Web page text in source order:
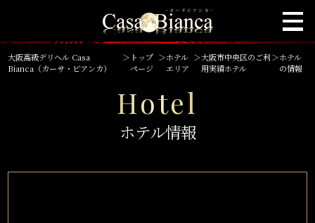
大阪高級デリヘル Casa
Bianca（カーサ・ビアンカ）
＞ トップ
ページ
＞ホテル
エリア
＞大阪市中央区のご利
用実績ホテル
＞ホテル
の情報
Hotel
ホテル情報